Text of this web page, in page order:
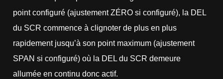
point configuré (ajustement ZÉRO si configuré), la DEL
du SCR commence à clignoter de plus en plus
rapidement jusqu’à son point maximum (ajustement
SPAN si configuré) où la DEL du SCR demeure
allumée en continu donc actif.